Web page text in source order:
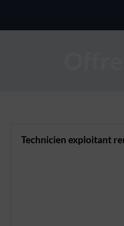
Technicien exploitant